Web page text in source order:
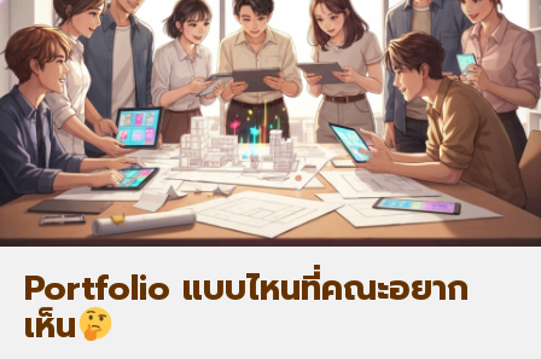
Portfolio แบบไหนที่คณะอยาก
เห็น